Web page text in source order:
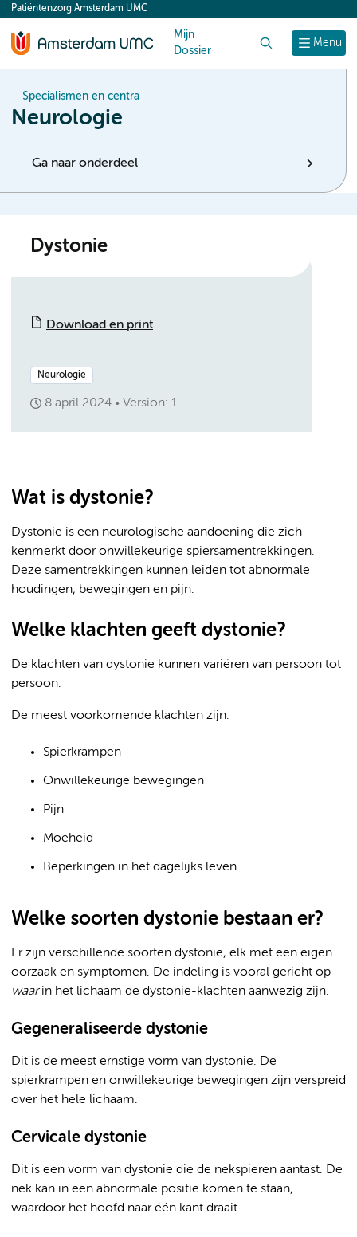
content
Menu
Patiëntenzorg Amsterdam UMC
Mijn
Dossier
Specialismen en centra
Neurologie
Ga naar onderdeel
Dystonie
Download en print
Neurologie
8 april 2024 Version: 1
Wat is dystonie?
Dystonie is een neurologische aandoening die zich
kenmerkt door onwillekeurige spiersamentrekkingen.
Deze samentrekkingen kunnen leiden tot abnormale
houdingen, bewegingen en pijn.
Welke klachten geeft dystonie?
De klachten van dystonie kunnen variëren van persoon tot
persoon.
De meest voorkomende klachten zijn:
Spierkrampen
Onwillekeurige bewegingen
Pijn
Moeheid
Beperkingen in het dagelijks leven
Welke soorten dystonie bestaan er?
Er zijn verschillende soorten dystonie, elk met een eigen
oorzaak en symptomen. De indeling is vooral gericht op
waarin het lichaam de dystonie-klachten aanwezig zijn.
Gegeneraliseerde dystonie
Dit is de meest ernstige vorm van dystonie. De
spierkrampen en onwillekeurige bewegingen zijn verspreid
over het hele lichaam.
Cervicale dystonie
Dit is een vorm van dystonie die de nekspieren aantast. De
nek kan in een abnormale positie komen te staan,
waardoor het hoofd naar één kant draait.